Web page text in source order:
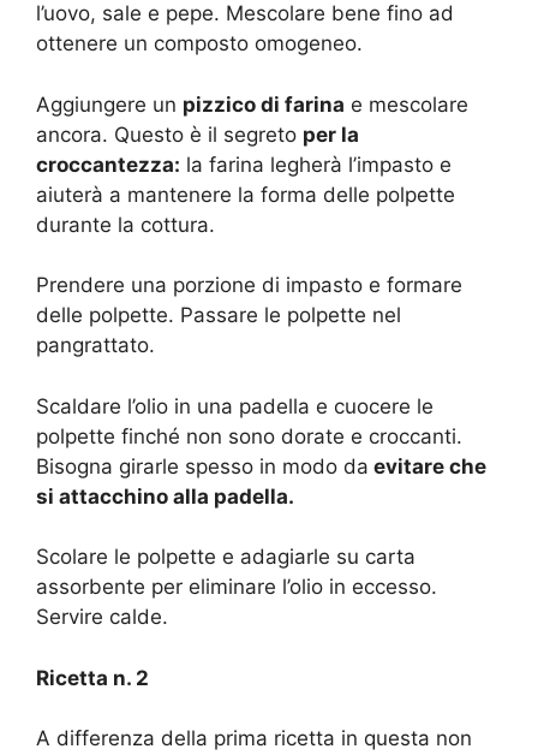
l’uovo, sale e pepe. Mescolare bene fino ad
ottenere un composto omogeneo.
Aggiungere un pizzico di farina e mescolare
ancora. Questo è il segreto per la
croccantezza: la farina legherà l’impasto e
aiuterà a mantenere la forma delle polpette
durante la cottura.
Prendere una porzione di impasto e formare
delle polpette. Passare le polpette nel
pangrattato.
Scaldare l’olio in una padella e cuocere le
polpette finché non sono dorate e croccanti.
Bisogna girarle spesso in modo da evitare che
si attacchino alla padella.
Scolare le polpette e adagiarle su carta
assorbente per eliminare l’olio in eccesso.
Servire calde.
Ricetta n. 2
A differenza della prima ricetta in questa non